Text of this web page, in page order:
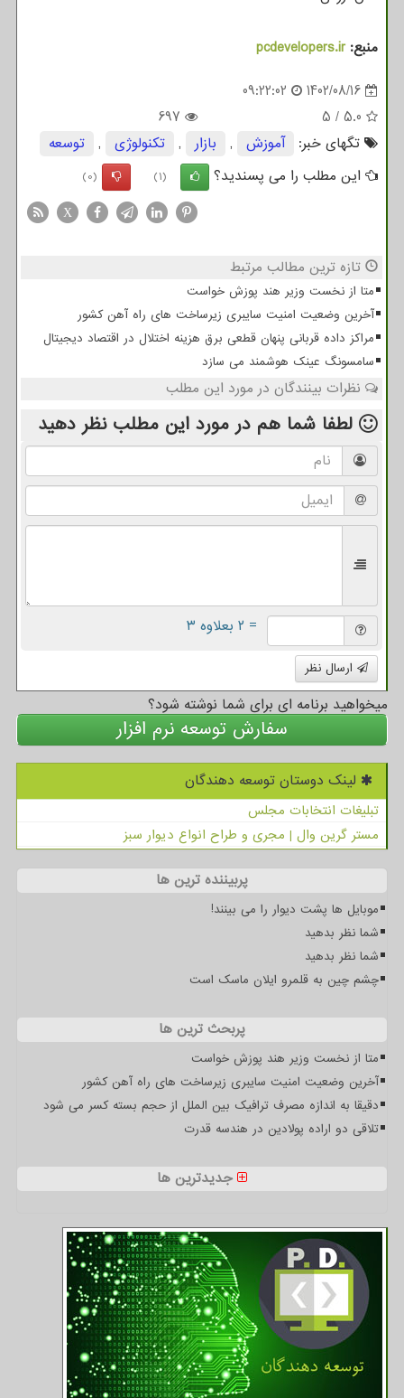
منبع:pcdevelopers.ir
1402/08/16
09:22:02
5.0
/
5
697
تگهای خبر:
آموزش , بازار , تكنولوژی ,
توسعه
این مطلب را می پسندید؟
(1)
(0)
X
تازه ترین مطالب مرتبط
متا از نخست وزیر هند پوزش خواست
آخرین وضعیت امنیت سایبری زیرساخت های راه آهن کشور
مراکز داده قربانی پنهان قطعی برق هزینه اختلال در اقتصاد دیجیتال
سامسونگ عینک هوشمند می سازد
نظرات بینندگان در مورد این مطلب
لطفا شما هم در مورد این مطلب نظر دهید
= ۲ بعلاوه ۳
ارسال نظر
میخواهید برنامه ای برای شما نوشته شود؟
سفارش توسعه نرم افزار
لینک دوستان توسعه دهندگان
تبلیغات انتخابات مجلس
مستر گرین وال | مجری و طراح انواع دیوار سبز
پربیننده ترین ها
موبایل ها پشت دیوار را می بینند!
شما نظر بدهید
شما نظر بدهید
چشم چین به قلمرو ایلان ماسک است
پربحث ترین ها
متا از نخست وزیر هند پوزش خواست
آخرین وضعیت امنیت سایبری زیرساخت های راه آهن کشور
دقیقا به اندازه مصرف ترافیک بین الملل از حجم بسته کسر می شود
تلاقی دو اراده پولادین در هندسه قدرت
جدیدترین ها